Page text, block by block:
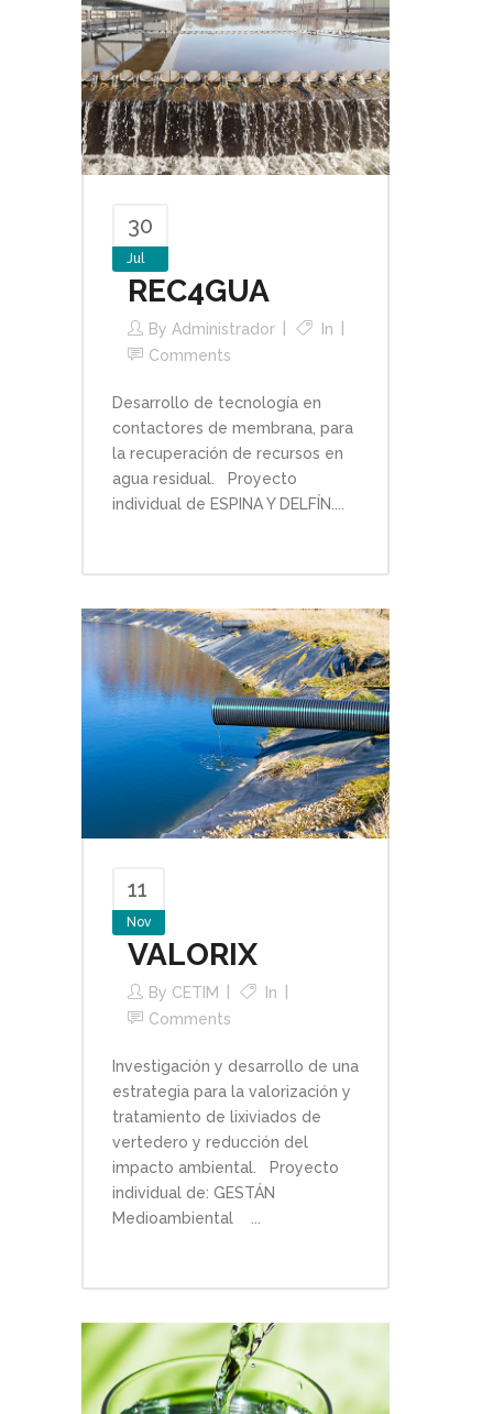
30
Jul
REC4GUA
By Administrador
In
Comments
Desarrollo de tecnología en
contactores de membrana, para
la recuperación de recursos en
agua residual. Proyecto
individual de ESPINA Y DELFÍN....
11
Nov
VALORIX
By CETIM
In
Comments
Investigación y desarrollo de una
estrategia para la valorización y
tratamiento de lixiviados de
vertedero y reducción del
impacto ambiental. Proyecto
individual de: GESTÁN
Medioambiental ...